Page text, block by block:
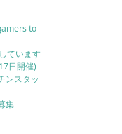
to
ています
日開催)
ンスタッ
集